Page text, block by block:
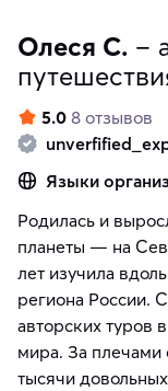
Олеся С. –
5.0 8 отзывов
Языки
Родилась и
планеты — на
лет изучила
региона России.
авторских туров
мира. За плечами
тысячи